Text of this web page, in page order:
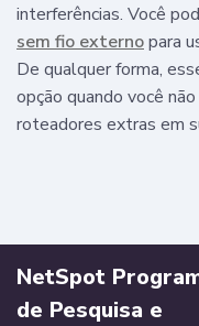
interferências. Você
sem fio externopara
De qualquer forma,
opção quando você
roteadores extras em
NetSpot
de Pesquisa e